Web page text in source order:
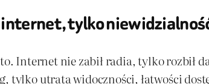
tylko
Internet nie zabił radia, tylko rozbił
tylko utrata widoczności, łatwości